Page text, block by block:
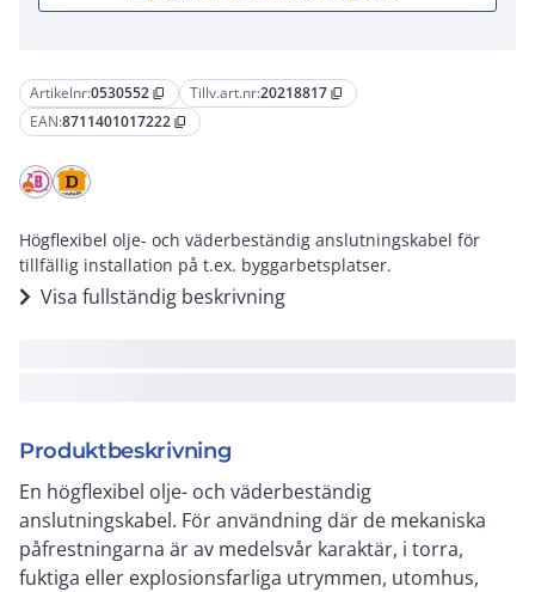
Artikelnr:0530552 content_copy Tillv.art.nr:20218817 content_copy
EAN:8711401017222 content_copy
Högflexibel olje- och väderbeständig anslutningskabel för
tillfällig installation på t.ex. byggarbetsplatser.
Visa fullständig beskrivning
Produktbeskrivning
En högflexibel olje- och väderbeständig
anslutningskabel. För användning där de mekaniska
påfrestningarna är av medelsvår karaktär, i torra,
fuktiga eller explosionsfarliga utrymmen, utomhus,